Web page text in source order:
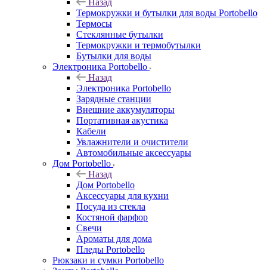
Назад
Термокружки и бутылки для воды Portobello
Термосы
Стеклянные бутылки
Термокружки и термобутылки
Бутылки для воды
Электроника Portobello
Назад
Электроника Portobello
Зарядные станции
Внешние аккумуляторы
Портативная акустика
Кабели
Увлажнители и очистители
Автомобильные аксессуары
Дом Portobello
Назад
Дом Portobello
Аксессуары для кухни
Посуда из стекла
Костяной фарфор
Свечи
Ароматы для дома
Пледы Portobello
Рюкзаки и сумки Portobello